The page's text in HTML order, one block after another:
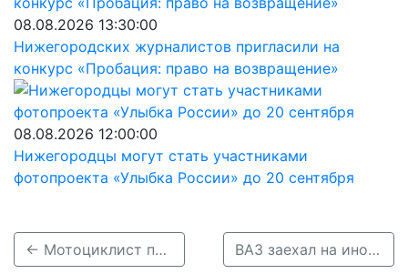
08.08.2026 13:30:00
Нижегородских журналистов пригласили на
конкурс «Пробация: право на возвращение»
08.08.2026 12:00:00
Нижегородцы могут стать участниками
фотопроекта «Улыбка России» до 20 сентября
← Мотоциклист пострадал в массовой аварии с автобусом и иномаркой в Нижнем Новгороде ВАЗ заехал на иномарку в результате ДТП в Нижнем Новгороде →